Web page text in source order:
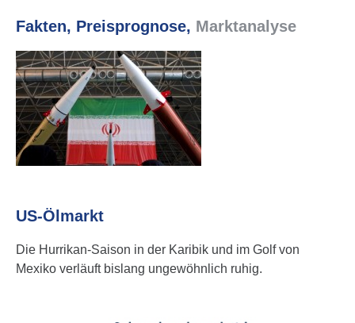
Fakten, Preis­pro­gnose, Markt­ana­lyse
US-Ölmarkt
Die Hurrikan-Saison in der Karibik und im Golf von
Mexiko verläuft bislang unge­wöhn­lich ruhig.